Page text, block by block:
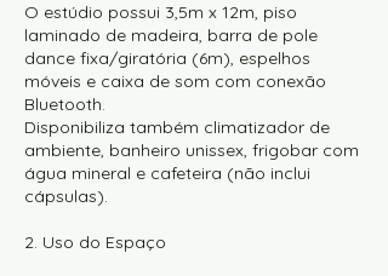
O estúdio possui 3,5m x 12m, piso
laminado de madeira, barra de pole
dance fixa/giratória (6m), espelhos
móveis e caixa de som com conexão
Bluetooth.
Disponibiliza também climatizador de
ambiente, banheiro unissex, frigobar com
água mineral e cafeteira (não inclui
cápsulas).
2. Uso do Espaço